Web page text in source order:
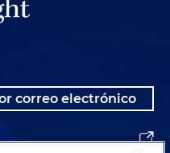
correo electrónico